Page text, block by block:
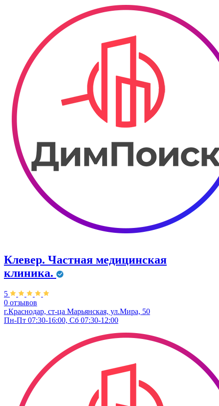
Клевер. Частная медицинская
клиника.
5
0 отзывов
г.Краснодар, ст-ца Марьянская, ул.Мира, 50
Пн-Пт 07:30-16:00, Сб 07:30-12:00